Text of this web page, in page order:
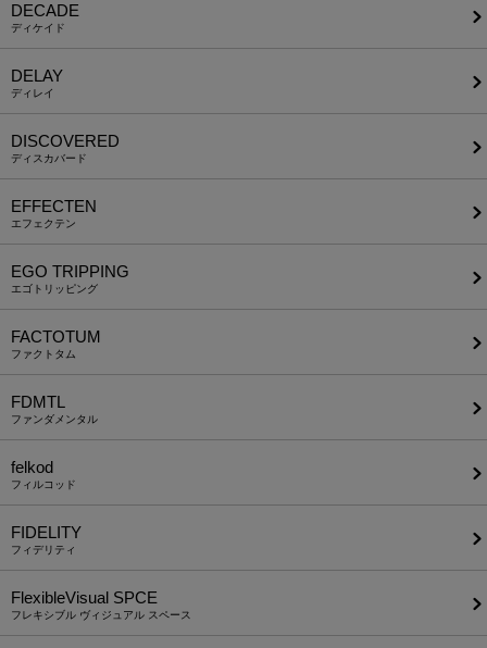
DECADE
ディケイド
DELAY
ディレイ
DISCOVERED
ディスカバード
EFFECTEN
エフェクテン
EGO TRIPPING
エゴトリッピング
FACTOTUM
ファクトタム
FDMTL
ファンダメンタル
felkod
フィルコッド
FIDELITY
フィデリティ
FlexibleVisual SPCE
フレキシブル ヴィジュアル スペース